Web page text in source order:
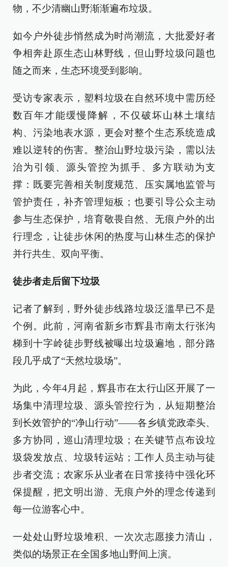
物，不少清幽山野渐渐遍布垃圾。
如今户外徒步悄然成为时尚潮流，大批爱好者
争相奔赴原生态山林野线，但山野垃圾问题也
随之而来，生态环境受到影响。
受访专家表示，塑料垃圾在自然环境中需历经
数百年才能缓慢降解，不仅破坏山林土壤结
构、污染地表水源，更会对整个生态系统造成
难以逆转的伤害。整治山野垃圾污染，需以法
治为引领、源头管控为抓手、多方联动为支
撑：既要完善相关制度规范、压实属地监管与
管护责任，补齐管理短板；也要引导公众主动
参与生态保护，培育敬畏自然、无痕户外的出
行理念，让徒步休闲的热度与山林生态的保护
并行共生、双向平衡。
徒步者走后留下垃圾
记者了解到，野外徒步线路垃圾泛滥早已不是
个例。此前，河南省新乡市辉县市南太行张沟
梯到十字岭徒步野线被曝出垃圾遍地，部分路
段几乎成了“天然垃圾场”。
为此，今年4月起，辉县市在太行山区开展了一
场集中清理垃圾、源头管控行为，从短期整治
到长效管护的“净山行动”——各乡镇党政牵头、
多方协同，巡山清理垃圾；在关键节点布设垃
圾袋发放点、垃圾转运站；工作人员主动与徒
步者交流；农家乐从业者在日常接待中强化环
保提醒，把文明出游、无痕户外的理念传递到
每一位游客心中。
一处处山野垃圾堆积、一次次志愿接力清山，
类似的场景正在全国多地山野间上演。